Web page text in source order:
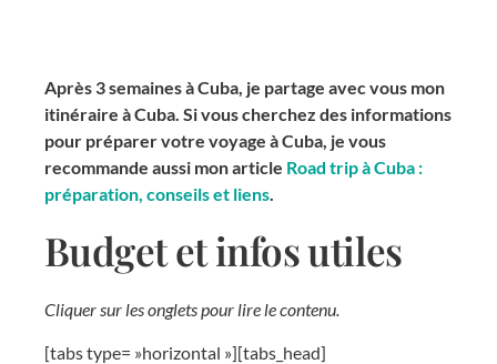
Après 3 semaines à Cuba, je partage avec vous mon
itinéraire à Cuba. Si vous cherchez des informations
pour préparer votre voyage à Cuba, je vous
recommande aussi mon article Road trip à Cuba :
préparation, conseils et liens.
Budget et infos utiles
Cliquer sur les onglets pour lire le contenu.
[tabs type= »horizontal »][tabs_head]